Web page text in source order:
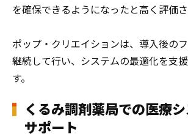
を確保できるようになったと高く評価さ
ポップ・クリエイションは、導入後の
継続して行い、システムの最適化を支
す。
くるみ調剤薬局での医療
サポート